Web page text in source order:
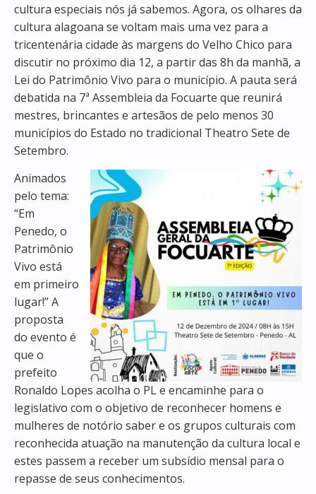
cultura especiais nós já sabemos. Agora, os olhares da
cultura alagoana se voltam mais uma vez para a
tricentenária cidade às margens do Velho Chico para
discutir no próximo dia 12, a partir das 8h da manhã, a
Lei do Patrimônio Vivo para o município. A pauta será
debatida na 7ª Assembleia da Focuarte que reunirá
mestres, brincantes e artesãos de pelo menos 30
municípios do Estado no tradicional Theatro Sete de
Setembro.
Animados
pelo tema:
“Em
Penedo, o
Patrimônio
Vivo está
em primeiro
lugar!” A
proposta
do evento é
que o
prefeito
Ronaldo Lopes acolha o PL e encaminhe para o
legislativo com o objetivo de reconhecer homens e
mulheres de notório saber e os grupos culturais com
reconhecida atuação na manutenção da cultura local e
estes passem a receber um subsídio mensal para o
repasse de seus conhecimentos.